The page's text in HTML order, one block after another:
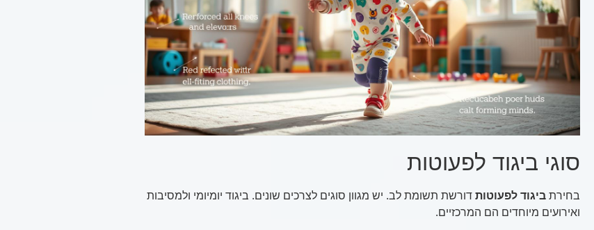
סוגי ביגוד לפעוטות
בחירתביגוד לפעוטותדורשת תשומת לב. יש מגוון סוגים לצרכים שונים. ביגוד יומיומי ולמסיבות
ואירועים מיוחדים הם המרכזיים.